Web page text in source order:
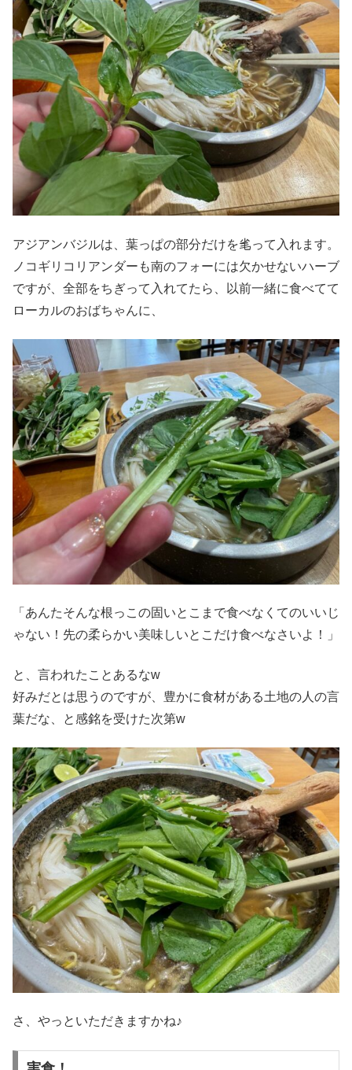
アジアンバジルは、葉っぱの部分だけを毟って入れます。
ノコギリコリアンダーも南のフォーには欠かせないハーブ
ですが、全部をちぎって入れてたら、以前一緒に食べてて
ローカルのおばちゃんに、
「あんたそんな根っこの固いとこまで食べなくてのいいじ
ゃない！先の柔らかい美味しいとこだけ食べなさいよ！」
と、言われたことあるなw
好みだとは思うのですが、豊かに食材がある土地の人の言
葉だな、と感銘を受けた次第w
さ、やっといただきますかね♪